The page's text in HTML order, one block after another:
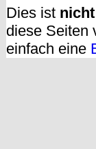
Dies ist nicht
diese Seiten
einfach eine